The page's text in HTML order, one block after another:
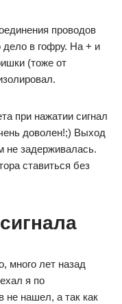
проводов
дело в гофру. На + и
(тоже от
при нажатии сигнал
доволен!;) Выход
не задерживалась.
ставиться без
много лет назад
я по
не нашел, а так как